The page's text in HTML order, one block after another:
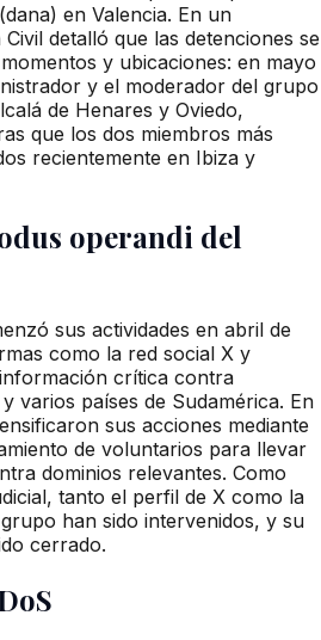
en Valencia. En un
detalló que las detenciones se
y ubicaciones: en mayo
y el moderador del grupo
de Henares y Oviedo,
que los dos miembros más
recientemente en Ibiza y
operandi del
sus actividades en abril de
como la red social X y
crítica contra
varios países de Sudamérica. En
sus acciones mediante
de voluntarios para llevar
dominios relevantes. Como
tanto el perfil de X como la
han sido intervenidos, y su
cerrado.